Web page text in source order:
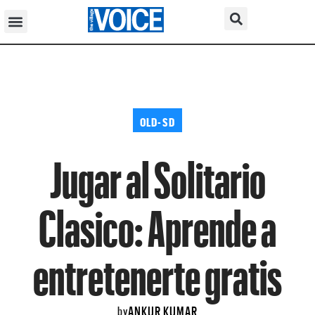
OLD-SD
Jugar al Solitario
Clasico: Aprende a
entretenerte gratis
byANKUR KUMAR